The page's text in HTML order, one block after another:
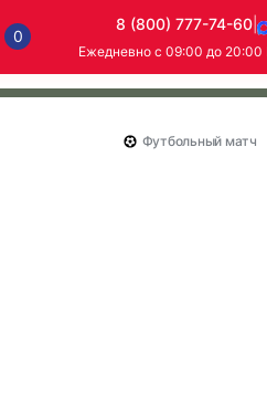
0
8 (800) 777-74-60
Ежедневно с 09:00 до
Футбольный матч